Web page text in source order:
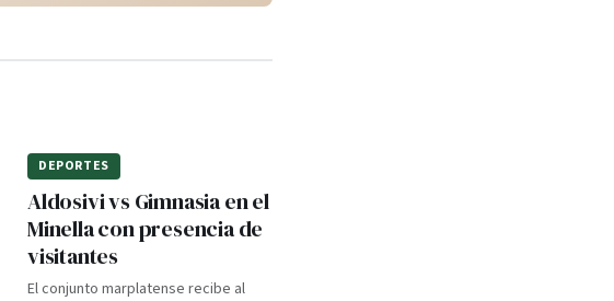
DEPORTES
Aldosivi vs Gimnasia en el
Minella con presencia de
visitantes
El conjunto marplatense recibe al